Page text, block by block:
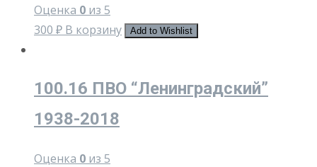
Оценка 0 из 5
300 ₽ В корзину Add to Wishlist
100.16 ПВО “Ленинградский”
1938-2018
Оценка 0 из 5